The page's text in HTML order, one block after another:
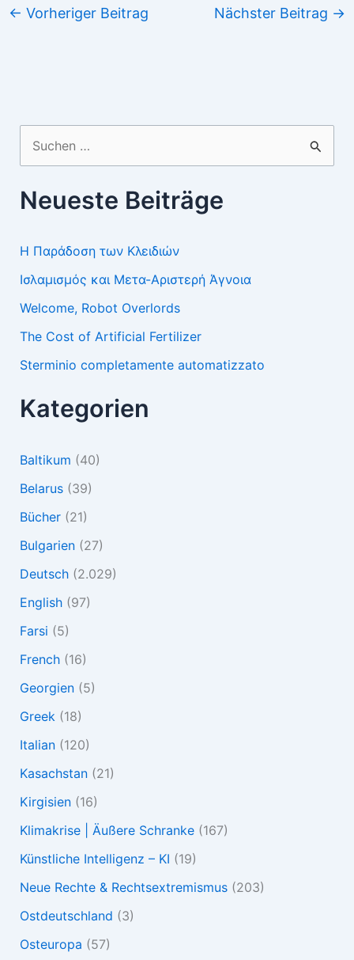
← Vorheriger Beitrag Nächster Beitrag →
nach:
Neueste Beiträge
Η Παράδοση των Κλειδιών
Ισλαμισμός και Μετα-Αριστερή Άγνοια
Welcome, Robot Overlords
The Cost of Artificial Fertilizer
Sterminio completamente automatizzato
Kategorien
Baltikum (40)
Belarus(39)
Bücher(21)
Bulgarien(27)
Deutsch(2.029)
English(97)
Farsi (5)
French(16)
Georgien(5)
Greek (18)
Italian(120)
Kasachstan(21)
Kirgisien(16)
Klimakrise | Äußere Schranke(167)
Künstliche Intelligenz – KI (19)
Neue Rechte & Rechtsextremismus(203)
Ostdeutschland (3)
Osteuropa (57)